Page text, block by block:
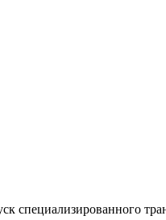
специализированного